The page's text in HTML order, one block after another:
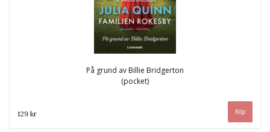
På grund av Billie Bridgerton
(pocket)
129 kr